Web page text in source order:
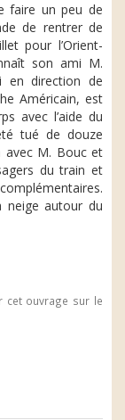
faire un peu de
de rentrer de
pour l’Orient-
son ami M.
en direction de
Américain, est
avec l’aide du
tué de douze
avec M. Bouc et
du train et
neige autour du
cet ouvrage sur le